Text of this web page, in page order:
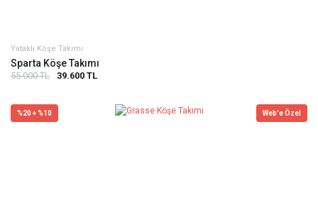
Yataklı Köşe Takımı
Sparta Köşe Takımı
55.000 TL 39.600 TL
%20 + %10 Web'e Özel